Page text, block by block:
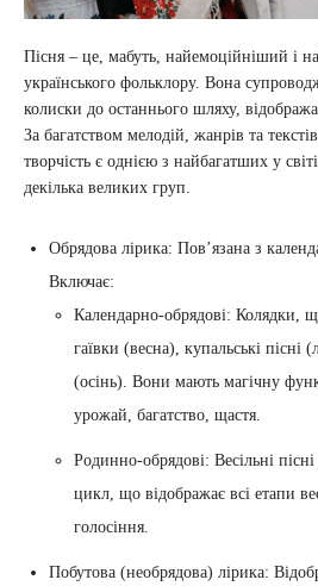
Пісня – це, мабуть, найемоційніший і
українського фольклору. Вона
колиски до останнього шляху,
За багатством мелодій, жанрів та
творчість є однією з найбагатших у
декілька великих груп.
Обрядова лірика: Пов’язана з
Включає:
Календарно-обрядові: Колядки,
гаївки (весна), купальські пісні
(осінь). Вони мають магічну
урожай, багатство, щастя.
Родинно-обрядові: Весільні
цикл, що відображає всі етапи
голосіння.
Побутова (необрядова) лірика: